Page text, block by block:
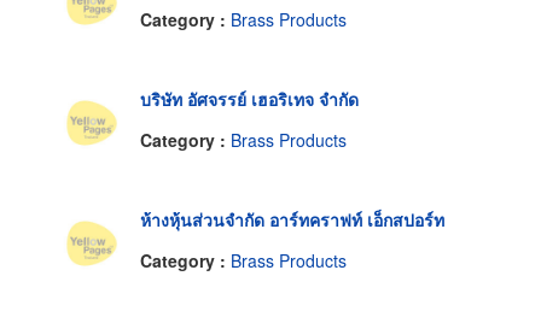
Category : Brass Products
บริษัท อัศจรรย์ เฮอริเทจ จำกัด
Category : Brass Products
ห้างหุ้นส่วนจำกัด อาร์ทคราฟท์ เอ็กสปอร์ท
Category : Brass Products